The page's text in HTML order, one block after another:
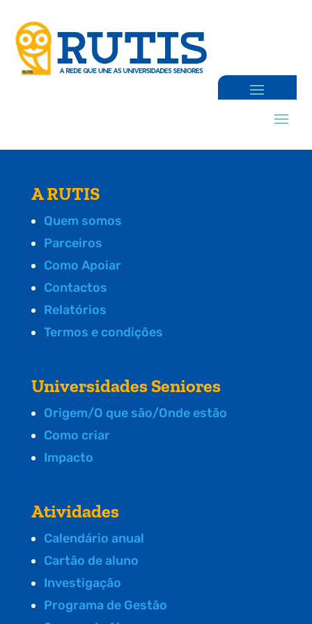
A RUTIS
Quem somos
Parceiros
Como Apoiar
Contactos
Relatórios
Termos e condições
Universidades Seniores
Origem/O que são/Onde estão
Como criar
Impacto
Atividades
Calendário anual
Cartão de aluno
Investigação
Programa de Gestão